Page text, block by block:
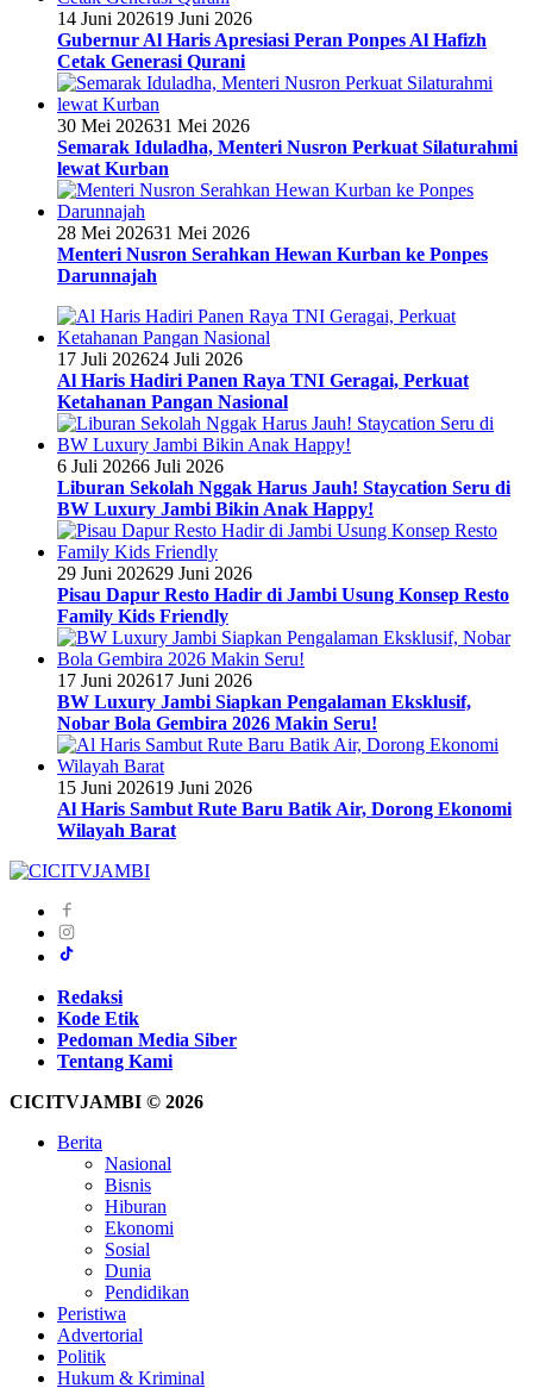
14 Juni 202619 Juni 2026
Gubernur Al Haris Apresiasi Peran Ponpes Al Hafizh
Cetak Generasi Qurani
30 Mei 202631 Mei 2026
Semarak Iduladha, Menteri Nusron Perkuat Silaturahmi
lewat Kurban
28 Mei 202631 Mei 2026
Menteri Nusron Serahkan Hewan Kurban ke Ponpes
Darunnajah
17 Juli 202624 Juli 2026
Al Haris Hadiri Panen Raya TNI Geragai, Perkuat
Ketahanan Pangan Nasional
6 Juli 20266 Juli 2026
Liburan Sekolah Nggak Harus Jauh! Staycation Seru di
BW Luxury Jambi Bikin Anak Happy!
29 Juni 202629 Juni 2026
Pisau Dapur Resto Hadir di Jambi Usung Konsep Resto
Family Kids Friendly
17 Juni 202617 Juni 2026
BW Luxury Jambi Siapkan Pengalaman Eksklusif,
Nobar Bola Gembira 2026 Makin Seru!
15 Juni 202619 Juni 2026
Al Haris Sambut Rute Baru Batik Air, Dorong Ekonomi
Wilayah Barat
Redaksi
Kode Etik
Pedoman Media Siber
Tentang Kami
CICITVJAMBI © 2026
Berita
Nasional
Bisnis
Hiburan
Ekonomi
Sosial
Dunia
Pendidikan
Peristiwa
Advertorial
Politik
Hukum & Kriminal